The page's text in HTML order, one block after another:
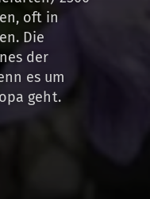
oft in
Die
der
es um
geht.